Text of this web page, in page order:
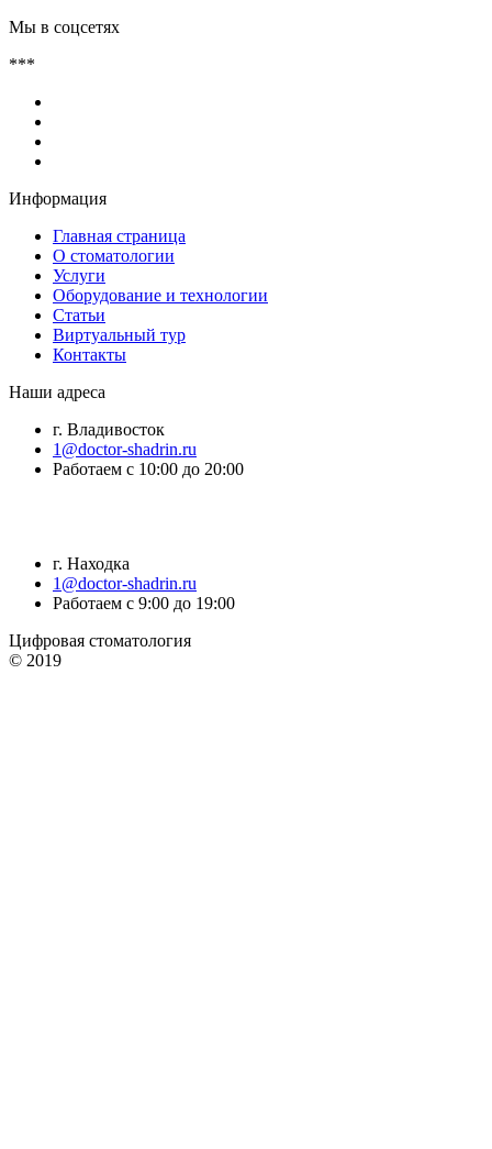
Мы в соцсетях
***
Информация
Главная страница
О стоматологии
Услуги
Оборудование и технологии
Статьи
Виртуальный тур
Контакты
Наши адреса
г. Владивосток
1@doctor-shadrin.ru
Работаем с 10:00 до 20:00
г. Находка
1@doctor-shadrin.ru
Работаем с 9:00 до 19:00
Цифровая стоматология
© 2019